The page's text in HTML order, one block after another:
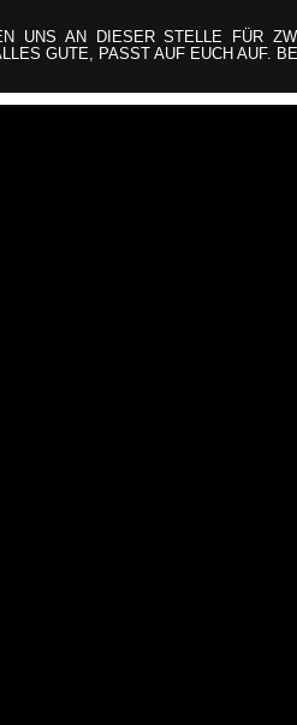
UNS AN DIESER STELLE FÜR
GUTE, PASST AUF EUCH AUF.